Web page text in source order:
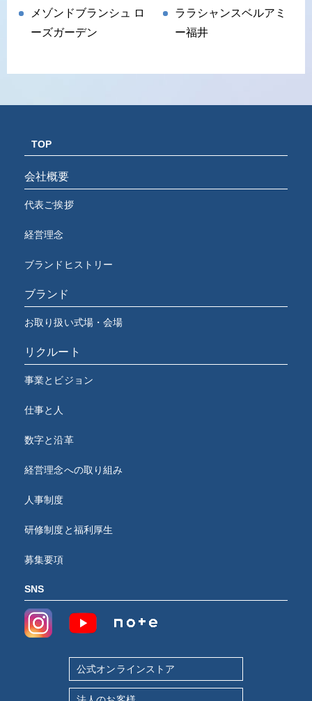
メゾンドブランシュ ロ
ーズガーデン
ララシャンスベルアミ
ー福井
TOP
会社概要
代表ご挨拶
経営理念
ブランドヒストリー
ブランド
お取り扱い式場・会場
リクルート
事業とビジョン
仕事と人
数字と沿革
経営理念への取り組み
人事制度
研修制度と福利厚生
募集要項
SNS
公式オンラインストア